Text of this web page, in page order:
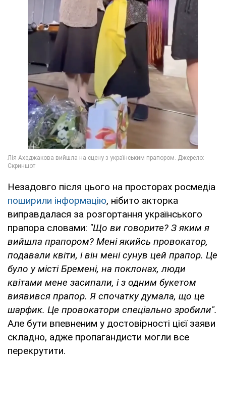
Незадовго після цього на просторах росмедіа
поширили інформацію, нібито акторка
виправдалася за розгортання українського
прапора словами: "Що ви говорите? З яким я
вийшла прапором? Мені якийсь провокатор,
подавали квіти, і він мені сунув цей прапор. Це
було у місті Бремені, на поклонах, люди
квітами мене засипали, і з одним букетом
виявився прапор. Я спочатку думала, що це
шарфик. Це провокатори спеціально зробили".
Але бути впевненим у достовірності цієї заяви
складно, адже пропагандисти могли все
перекрутити.